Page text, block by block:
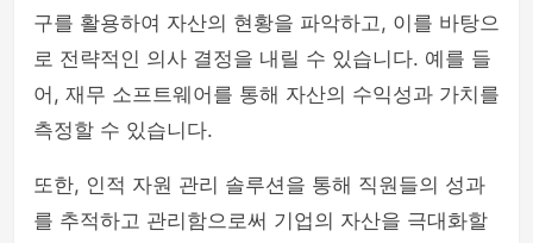
구를 활용하여 자산의 현황을 파악하고, 이를 바탕으
로 전략적인 의사 결정을 내릴 수 있습니다. 예를 들
어, 재무 소프트웨어를 통해 자산의 수익성과 가치를
측정할 수 있습니다.
또한, 인적 자원 관리 솔루션을 통해 직원들의 성과
를 추적하고 관리함으로써 기업의 자산을 극대화할